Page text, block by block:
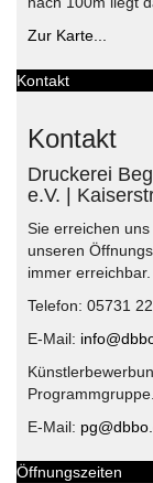
Zur Karte...
Kontakt
Kontakt
Druckerei
e.V. |
Sie erreichen
unseren
immer erreichbar.
Telefon: 05731
E-Mail:
Programmgruppe.
E-Mail:
Öffnungszeiten